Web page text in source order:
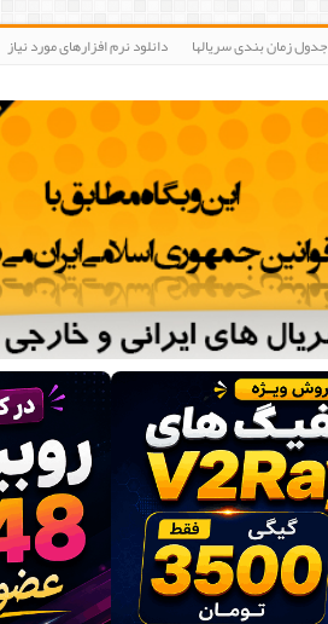
جدول زمان بندی سریالها دانلود نرم افزارهای مورد نیاز